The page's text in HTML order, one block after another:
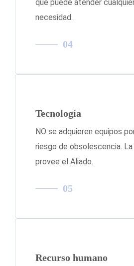
que puede atender
necesidad.
04
Tecnología
NO se adquieren equipos
riesgo de obsolescencia.
provee el Aliado.
05
Recurso humano